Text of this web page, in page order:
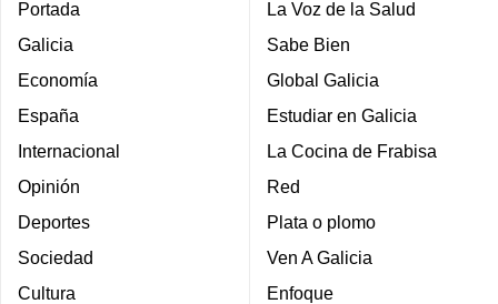
Portada
Galicia
Economía
España
Internacional
Opinión
Deportes
Sociedad
Cultura
La Voz de la Salud
Sabe Bien
Global Galicia
Estudiar en Galicia
La Cocina de Frabisa
Red
Plata o plomo
Ven A Galicia
Enfoque